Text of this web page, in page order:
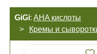
GiGi: AHA кислоты
Кремы и